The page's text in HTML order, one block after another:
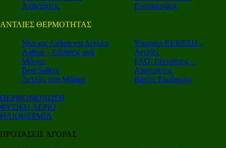
Απαντήσεις
Εγκαταστάτη
ΑΝΤΛΙΕΣ ΘΕΡΜΟΤΗΤΑΣ
Nέα και Αρθρα για Αντλίες
Αρθρα – Ειδήσεις ανά
Μάρκα
Best Sellers
Αντλίες ανά Μάρκα
Ψηφιακή ΕΚΘΕΣΗ –
Αντλίες
FAQ: Ερωτήσεις –
Απαντήσεις
Βρείτε Σύμβουλο
ΘΕΡΜΟΜΟΝΩΣΗ
ΦΥΣΙΚΟ ΑΕΡΙΟ
ΗΛΙΟΘΕΡΜΙΑ
ΠΡΟΤΑΣΕΙΣ ΑΓΟΡΑΣ